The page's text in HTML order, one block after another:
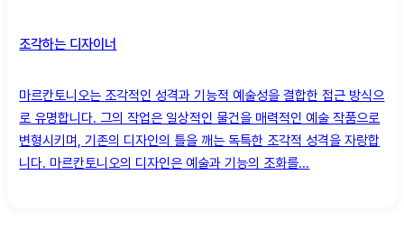
조각하는 디자이너
마르칸토니오는 조각적인 성격과 기능적 예술성을 결합한 접근 방식으
로 유명합니다. 그의 작업은 일상적인 물건을 매력적인 예술 작품으로
변형시키며, 기존의 디자인의 틀을 깨는 독특한 조각적 성격을 자랑합
니다. 마르칸토니오의 디자인은 예술과 기능의 조화를...